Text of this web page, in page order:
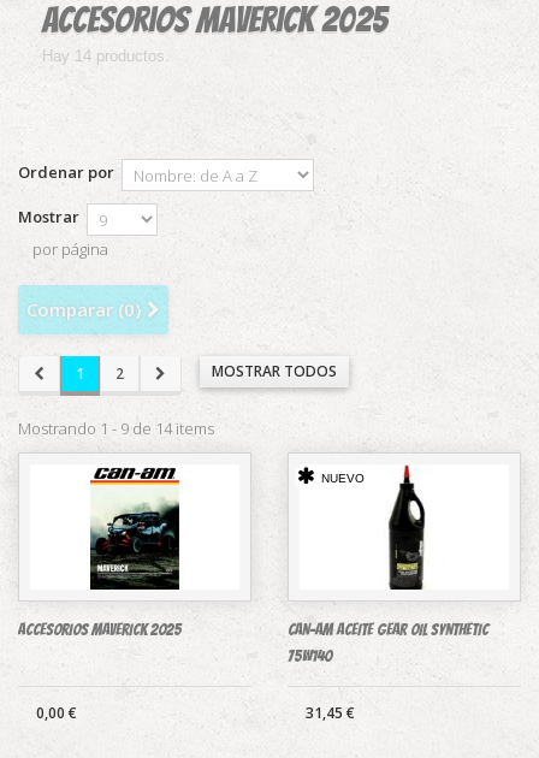
Accesorios Maverick 2025
Hay 14 productos.
Ordenar por
Mostrar
por página
Comparar (0)
MOSTRAR TODOS
1 2
Mostrando 1 - 9 de 14 items
Accesorios Maverick 2025
0,00 €
NUEVO
CAN-AM ACEITE GEAR OIL SYNTHETIC
75W140
31,45 €